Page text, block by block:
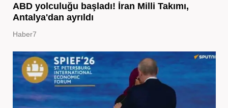
ABD yolculuğu başladı! İran Milli Takımı,
Antalya'dan ayrıldı
Haber7